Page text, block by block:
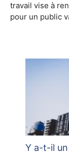
travail vise à
pour un public
Y a-t-il